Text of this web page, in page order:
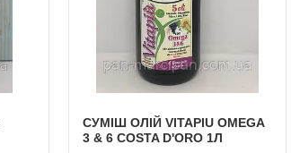
СУМІШ ОЛІЙ VITAPIU OMEGA
3 & 6 COSTA D'ORO 1Л